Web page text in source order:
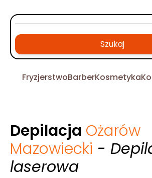
Szukaj
FryzjerstwoBarberKosmetyka
Depilacja Ożarów
Mazowiecki -
laserowa